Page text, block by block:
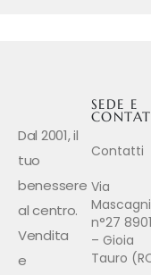
Dal 2001, il
tuo
benessere
al centro.
Vendita
e
SEDE E
Contatti
Via
Mascagni
n°27
– Gioia
Tauro